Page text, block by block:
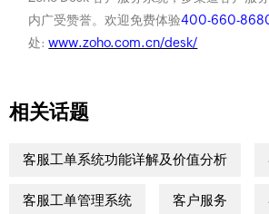
内广受赞誉。欢迎免费体验400-660-
处:www.zoho.com.cn/desk/
相关话题
客服工单系统功能详解及价值分析
客服工单管理系统 客户服务